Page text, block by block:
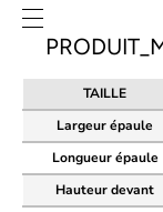
Skip
content
TAILLE
Largeur épaule
Longueur épaule
Hauteur devant